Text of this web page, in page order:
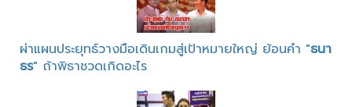
ผ่าแผนประยุทธ์วางมือเดินเกมสู่เป้าหมายใหญ่ ย้อนคำ "ธนา
ธร" ถ้าพิธาชวดเกิดอะไร